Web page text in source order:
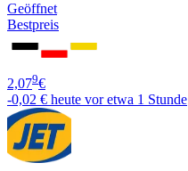
Geöffnet
Bestpreis
2,079€
-0,02 € heute vor etwa 1 Stunde